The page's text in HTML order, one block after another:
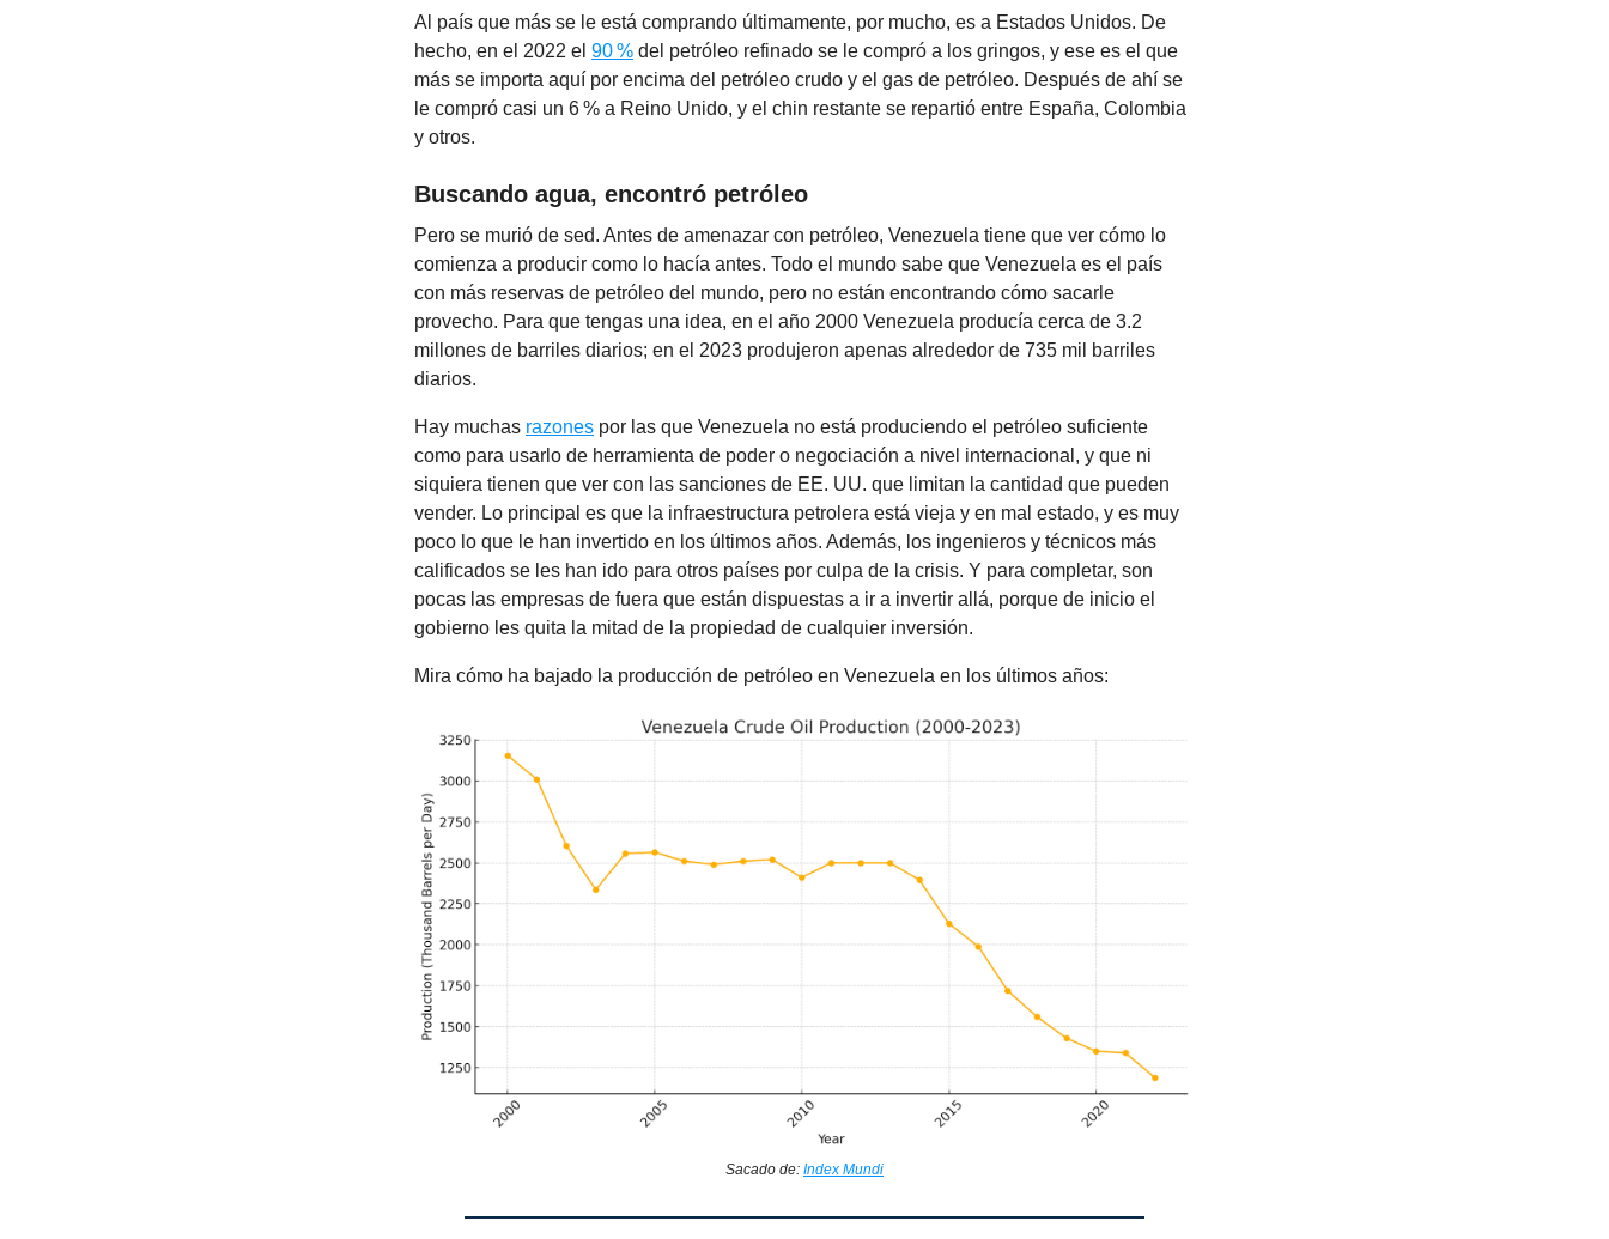
Al país que más se le está comprando últimamente, por mucho, es a Estados Unidos. De
hecho, en el 2022 el 90 % del petróleo refinado se le compró a los gringos, y ese es el que
más se importa aquí por encima del petróleo crudo y el gas de petróleo. Después de ahí se
le compró casi un 6 % a Reino Unido, y el chin restante se repartió entre España, Colombia
y otros.
Buscando agua, encontró petróleo
Pero se murió de sed. Antes de amenazar con petróleo, Venezuela tiene que ver cómo lo
comienza a producir como lo hacía antes. Todo el mundo sabe que Venezuela es el país
con más reservas de petróleo del mundo, pero no están encontrando cómo sacarle
provecho. Para que tengas una idea, en el año 2000 Venezuela producía cerca de 3.2
millones de barriles diarios; en el 2023 produjeron apenas alrededor de 735 mil barriles
diarios.
Hay muchas razones por las que Venezuela no está produciendo el petróleo suficiente
como para usarlo de herramienta de poder o negociación a nivel internacional, y que ni
siquiera tienen que ver con las sanciones de EE. UU. que limitan la cantidad que pueden
vender. Lo principal es que la infraestructura petrolera está vieja y en mal estado, y es muy
poco lo que le han invertido en los últimos años. Además, los ingenieros y técnicos más
calificados se les han ido para otros países por culpa de la crisis. Y para completar, son
pocas las empresas de fuera que están dispuestas a ir a invertir allá, porque de inicio el
gobierno les quita la mitad de la propiedad de cualquier inversión.
Mira cómo ha bajado la producción de petróleo en Venezuela en los últimos años:
Sacado de: Index Mundi